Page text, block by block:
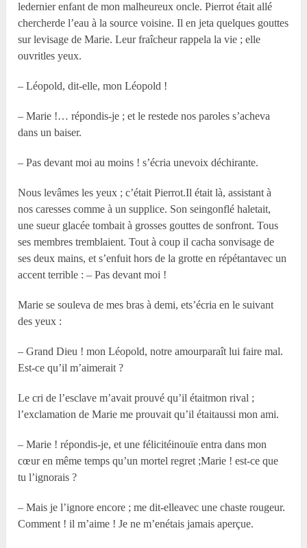
ledernier enfant de mon malheureux oncle. Pierrot était allé
chercherde l’eau à la source voisine. Il en jeta quelques gouttes
sur levisage de Marie. Leur fraîcheur rappela la vie ; elle
ouvritles yeux.
– Léopold, dit-elle, mon Léopold !
– Marie !… répondis-je ; et le restede nos paroles s’acheva
dans un baiser.
– Pas devant moi au moins ! s’écria unevoix déchirante.
Nous levâmes les yeux ; c’était Pierrot.Il était là, assistant à
nos caresses comme à un supplice. Son seingonflé haletait,
une sueur glacée tombait à grosses gouttes de sonfront. Tous
ses membres tremblaient. Tout à coup il cacha sonvisage de
ses deux mains, et s’enfuit hors de la grotte en répétantavec un
accent terrible : – Pas devant moi !
Marie se souleva de mes bras à demi, ets’écria en le suivant
des yeux :
– Grand Dieu ! mon Léopold, notre amourparaît lui faire mal.
Est-ce qu’il m’aimerait ?
Le cri de l’esclave m’avait prouvé qu’il étaitmon rival ;
l’exclamation de Marie me prouvait qu’il étaitaussi mon ami.
– Marie ! répondis-je, et une félicitéinouïe entra dans mon
cœur en même temps qu’un mortel regret ;Marie ! est-ce que
tu l’ignorais ?
– Mais je l’ignore encore ; me dit-elleavec une chaste rougeur.
Comment ! il m’aime ! Je ne m’enétais jamais aperçue.